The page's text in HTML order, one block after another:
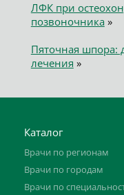
ЛФК при
позвоночника»
Пяточная шпора:
лечения »
Каталог
Врачи по регионам
Врачи по городам
Врачи по